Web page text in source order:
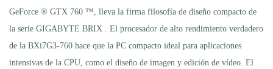
GeForce ® GTX 760 ™, lleva la firma filosofía de diseño compacto de
la serie GIGABYTE BRIX . El procesador de alto rendimiento verdadero
de la BXi7G3-760 hace que la PC compacto ideal para aplicaciones
intensivas de la CPU, como el diseño de imagen y edición de vídeo. El